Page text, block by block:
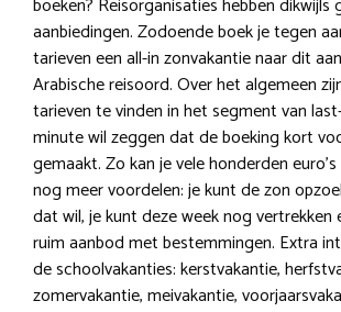
aanbiedingen. Zodoende boek je tegen
tarieven een all-in zonvakantie naar dit
Arabische reisoord. Over het algemeen
tarieven te vinden in het segment van
minute wil zeggen dat de boeking kort
gemaakt. Zo kan je vele honderden
nog meer voordelen: je kunt de zon
dat wil, je kunt deze week nog vertrekken
ruim aanbod met bestemmingen. Extra
de schoolvakanties: kerstvakantie,
zomervakantie, meivakantie,